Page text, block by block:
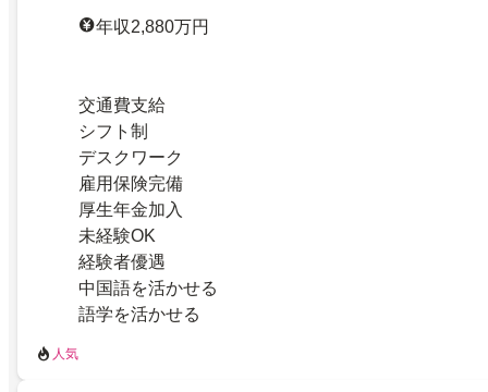
年収2,880万円
交通費支給
シフト制
デスクワーク
雇用保険完備
厚生年金加入
未経験OK
経験者優遇
中国語を活かせる
語学を活かせる
人気